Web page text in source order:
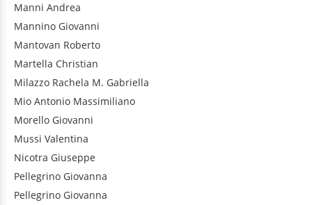
Manni Andrea
Mannino Giovanni
Mantovan Roberto
Martella Christian
Milazzo Rachela M. Gabriella
Mio Antonio Massimiliano
Morello Giovanni
Mussi Valentina
Nicotra Giuseppe
Pellegrino Giovanna
Pellegrino Giovanna